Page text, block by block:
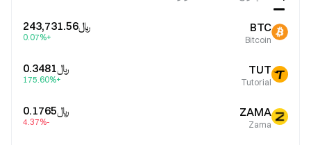
BTC
Bitcoin
﷼‎243,731.56
+0.07%
TUT
Tutorial
﷼‎0.3481
+175.60%
ZAMA
Zama
﷼‎0.1765
-4.37%